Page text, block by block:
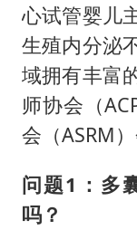
心试管婴儿
生殖内分泌
域拥有丰富
师协会（
会（ASRM）
问题1： 多
吗？